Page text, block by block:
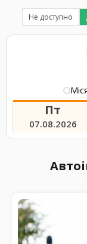
Не доступно
Пт
07.08.2026